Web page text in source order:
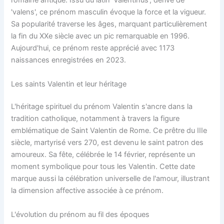
'valens', ce prénom masculin évoque la force et la vigueur.
Sa popularité traverse les âges, marquant particulièrement
la fin du XXe siècle avec un pic remarquable en 1996.
Aujourd'hui, ce prénom reste apprécié avec 1173
naissances enregistrées en 2023.
Les saints Valentin et leur héritage
L'héritage spirituel du prénom Valentin s'ancre dans la
tradition catholique, notamment à travers la figure
emblématique de Saint Valentin de Rome. Ce prêtre du IIIe
siècle, martyrisé vers 270, est devenu le saint patron des
amoureux. Sa fête, célébrée le 14 février, représente un
moment symbolique pour tous les Valentin. Cette date
marque aussi la célébration universelle de l'amour, illustrant
la dimension affective associée à ce prénom.
L'évolution du prénom au fil des époques